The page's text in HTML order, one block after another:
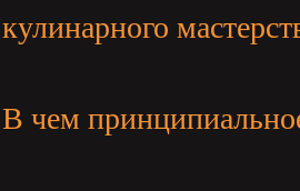
кулинарного
В чем